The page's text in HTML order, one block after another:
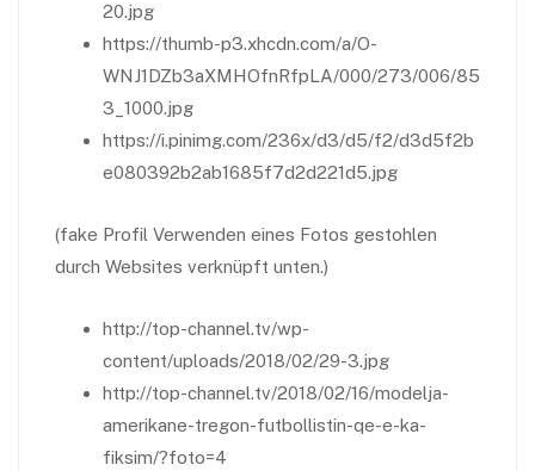
20.jpg
https://thumb-p3.xhcdn.com/a/O-
WNJ1DZb3aXMHOfnRfpLA/000/273/006/85
3_1000.jpg
https://i.pinimg.com/236x/d3/d5/f2/d3d5f2b
e080392b2ab1685f7d2d221d5.jpg
(fake Profil Verwenden eines Fotos gestohlen
durch Websites verknüpft unten.)
http://top-channel.tv/wp-
content/uploads/2018/02/29-3.jpg
http://top-channel.tv/2018/02/16/modelja-
amerikane-tregon-futbollistin-qe-e-ka-
fiksim/?foto=4